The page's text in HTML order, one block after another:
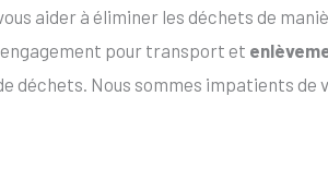
aider à éliminer les déchets de
pour transport et
déchets. Nous sommes impatients de